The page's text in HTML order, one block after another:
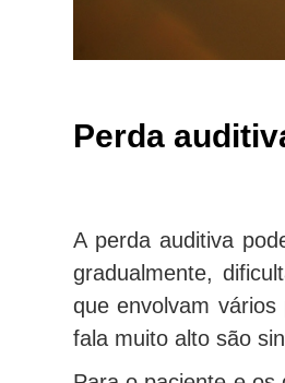
Perda
A perda auditiva
gradualmente,
que envolvam
fala muito alto são